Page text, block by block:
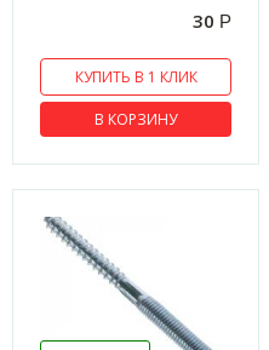
Гайка шестигранная
Гвозди
Гвозди винтовые
Гвозди винтовые Цинк
Гвозди строительные
Гвозди строительные Цинк
Гвозди толевые
30 Р
КУПИТЬ В 1 КЛИК
В КОРЗИНУ